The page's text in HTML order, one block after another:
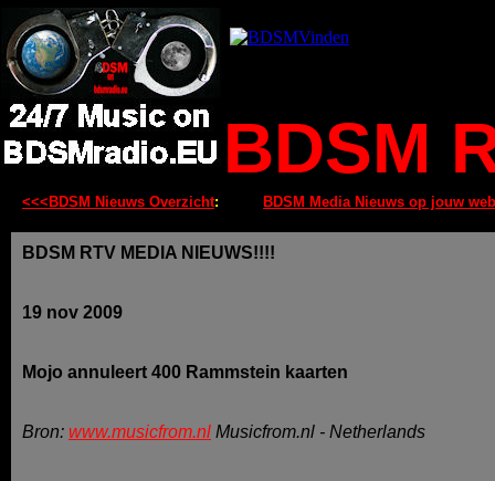
BDSM
<<<BDSM Nieuws Overzicht: BDSM Media Nieuws op jouw
BDSM RTV MEDIA NIEUWS!!!!
19 nov 2009
Mojo annuleert 400 Rammstein kaarten
Bron: www.musicfrom.nl Musicfrom.nl - Netherlands